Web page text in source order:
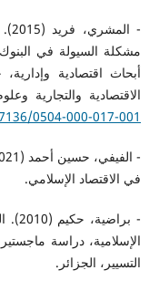
-
مشكلة السيولة في
أبحاث اقتصادية
0504-000-017-001
في الاقتصاد الإسلامي.
-
الإسلامية، دراسة
التسيير، الجزائر.